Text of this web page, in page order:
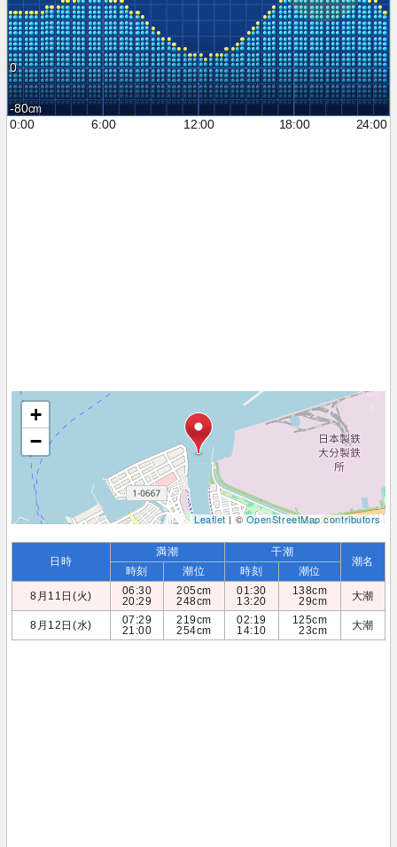
0
-80
0:00
6:00 12:00 18:00 24:00
+
−
Leaflet| ©OpenStreetMap contributors
日時
満潮 干潮
潮名
時刻 潮位 時刻
潮位
8月11日(火)
06:30
20:29
205cm
248cm
01:30
13:20
138cm
29cm
大潮
8月12日(水)
07:29
21:00
219cm
254cm
02:19
14:10
125cm
23cm
大潮